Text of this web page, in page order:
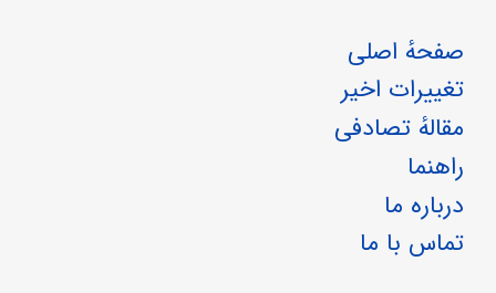
صفحهٔ اصلی
تغییرات اخیر
مقالهٔ تصادفی
راهنما
درباره ما
تماس با ما